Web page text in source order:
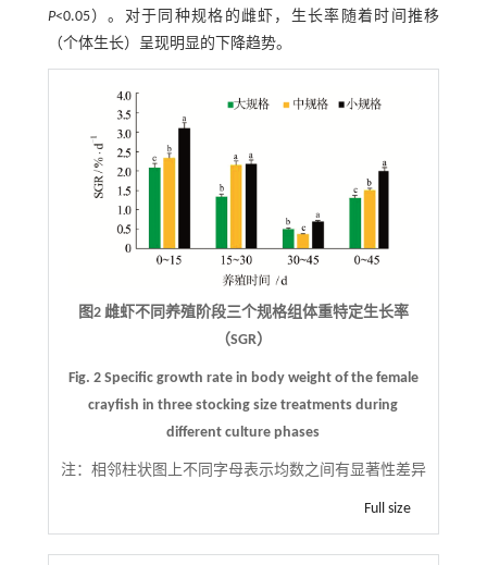
P<0.05）。对于同种规格的雌虾，生长率随着时间推移
（个体生长）呈现明显的下降趋势。
图2 雌虾不同养殖阶段三个规格组体重特定生长率
（SGR）
Fig. 2 Specific growth rate in body weight of the female
crayfish in three stocking size treatments during
different culture phases
注： 相邻柱状图上不同字母表示均数之间有显著性差异
Full size